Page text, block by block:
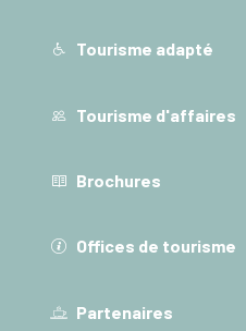
Tourisme adapté
Tourisme d'affaires
Brochures
Offices de tourisme
Partenaires